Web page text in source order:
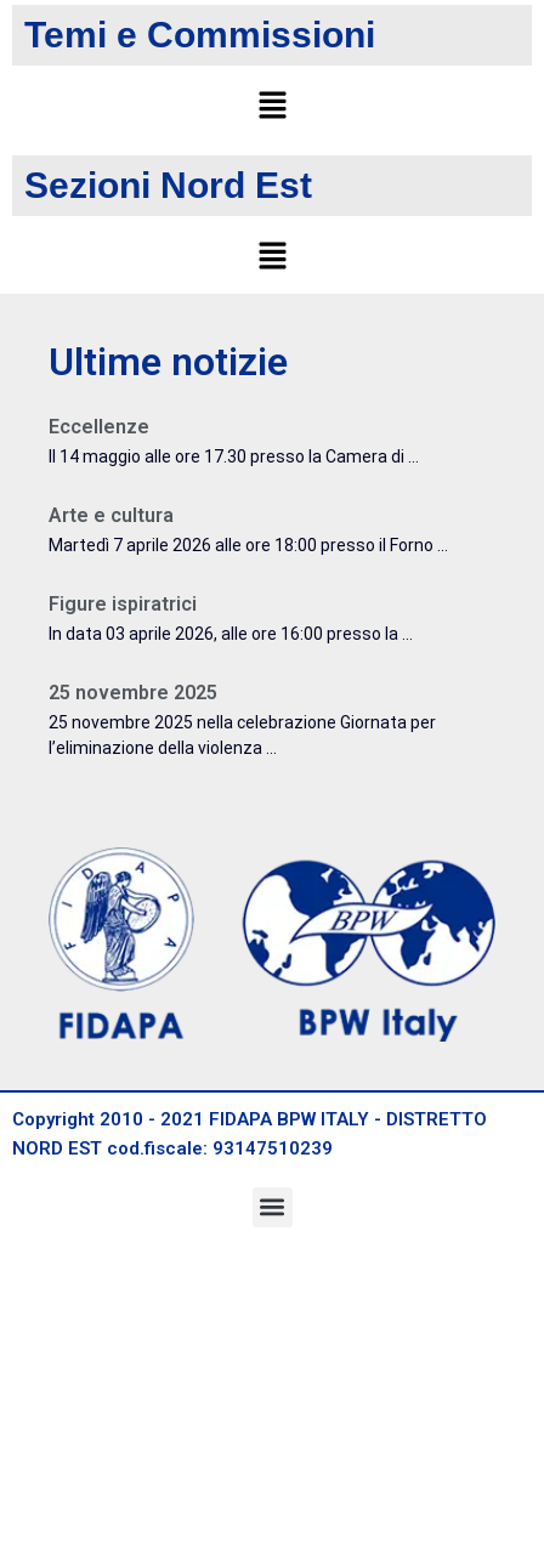
Temi e Commissioni
Sezioni Nord Est
Ultime notizie
Eccellenze
Il 14 maggio alle ore 17.30 presso la Camera di ...
Arte e cultura
Martedì 7 aprile 2026 alle ore 18:00 presso il Forno ...
Figure ispiratrici
In data 03 aprile 2026, alle ore 16:00 presso la ...
25 novembre 2025
25 novembre 2025 nella celebrazione Giornata per
l’eliminazione della violenza ...
Copyright 2010 - 2021 FIDAPA BPW ITALY - DISTRETTO
NORD EST cod.fiscale: 93147510239